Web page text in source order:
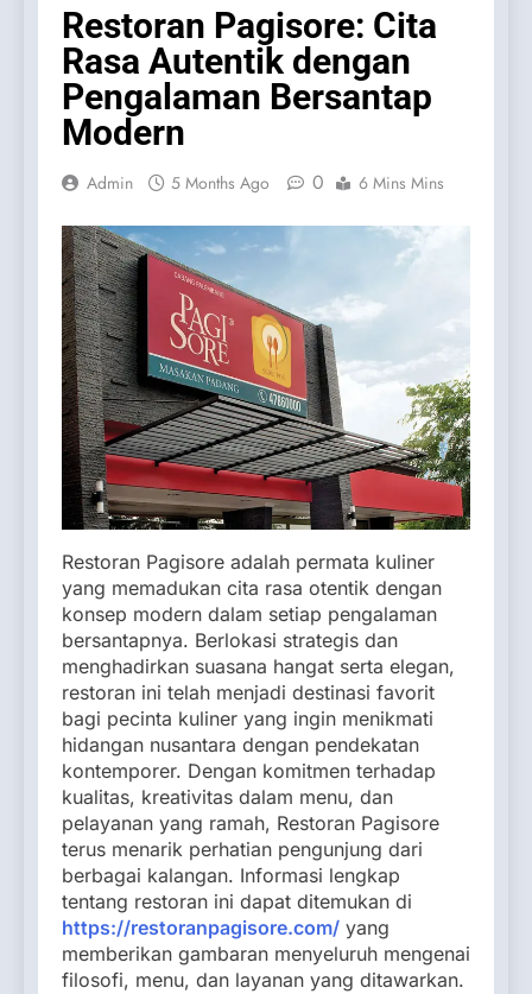
Restoran Pagisore: Cita
Rasa Autentik dengan
Pengalaman Bersantap
Modern
Admin 5 Months Ago 0 6 Mins Mins
Restoran Pagisore adalah permata kuliner
yang memadukan cita rasa otentik dengan
konsep modern dalam setiap pengalaman
bersantapnya. Berlokasi strategis dan
menghadirkan suasana hangat serta elegan,
restoran ini telah menjadi destinasi favorit
bagi pecinta kuliner yang ingin menikmati
hidangan nusantara dengan pendekatan
kontemporer. Dengan komitmen terhadap
kualitas, kreativitas dalam menu, dan
pelayanan yang ramah, Restoran Pagisore
terus menarik perhatian pengunjung dari
berbagai kalangan. Informasi lengkap
tentang restoran ini dapat ditemukan di
https://restoranpagisore.com/ yang
memberikan gambaran menyeluruh mengenai
filosofi, menu, dan layanan yang ditawarkan.